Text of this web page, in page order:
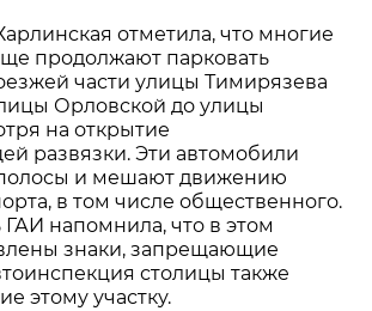
отметила, что многие
продолжают парковать
части улицы Тимирязева
Орловской до улицы
на открытие
развязки. Эти автомобили
и мешают движению
в том числе общественного.
ГАИ напомнила, что в этом
знаки, запрещающие
столицы также
этому участку.